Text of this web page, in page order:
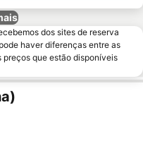
dos sites de reserva
haver diferenças entre as
que estão disponíveis